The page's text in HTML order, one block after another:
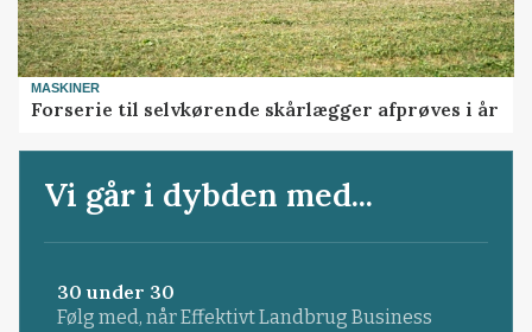
MASKINER
Forserie til selvkørende skårlægger afprøves i år
Vi går i dybden med...
30 under 30
Følg med, når Effektivt Landbrug Business